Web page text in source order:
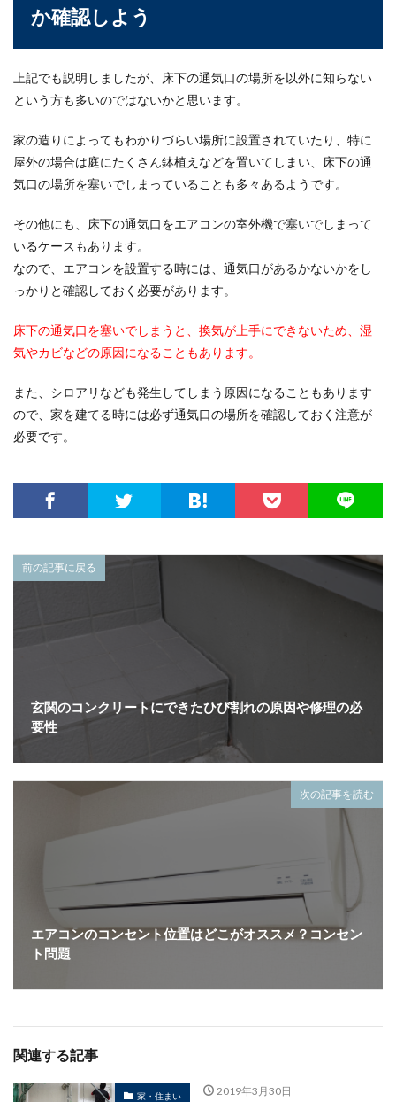
か確認しよう
上記でも説明しましたが、床下の通気口の場所を以外に知らない
という方も多いのではないかと思います。
家の造りによってもわかりづらい場所に設置されていたり、特に
屋外の場合は庭にたくさん鉢植えなどを置いてしまい、床下の通
気口の場所を塞いでしまっていることも多々あるようです。
その他にも、床下の通気口をエアコンの室外機で塞いでしまって
いるケースもあります。
なので、エアコンを設置する時には、通気口があるかないかをし
っかりと確認しておく必要があります。
床下の通気口を塞いでしまうと、換気が上手にできないため、湿
気やカビなどの原因になることもあります。
また、シロアリなども発生してしまう原因になることもあります
ので、家を建てる時には必ず通気口の場所を確認しておく注意が
必要です。
前の記事に戻る
玄関のコンクリートにできたひび割れの原因や修理の必
要性
次の記事を読む
エアコンのコンセント位置はどこがオススメ？コンセン
ト問題
関連する記事
家・住まい 2019年3月30日